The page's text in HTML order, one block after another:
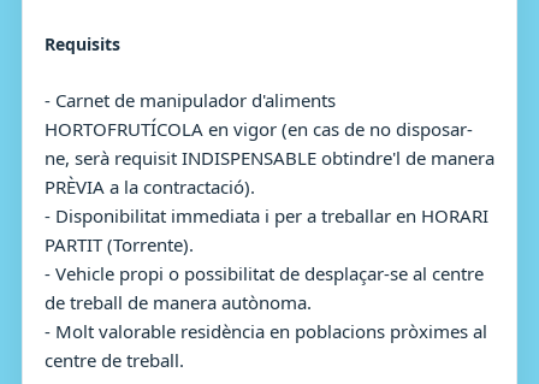
Requisits
- Carnet de manipulador d'aliments
HORTOFRUTÍCOLA en vigor (en cas de no disposar-
ne, serà requisit INDISPENSABLE obtindre'l de manera
PRÈVIA a la contractació).
- Disponibilitat immediata i per a treballar en HORARI
PARTIT (Torrente).
- Vehicle propi o possibilitat de desplaçar-se al centre
de treball de manera autònoma.
- Molt valorable residència en poblacions pròximes al
centre de treball.